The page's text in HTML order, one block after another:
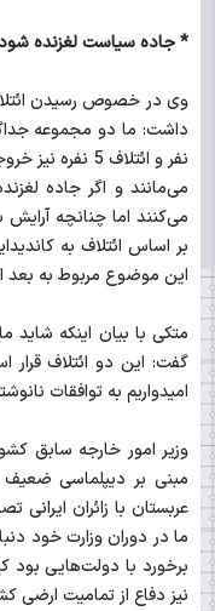
* جاده سیاست لغزنده شود با ائتلاف 3گانه به
نفر و ائتلاف
می‌مانند و اگر جاده
می‌کنند اما چنانچه
بر اساس ائتلاف به
این موضوع مربوط به بعد
متکی با بیان اینکه شاید
امیدواریم به توافقات
وزیر امور خارجه سابق
مبنی بر دیپلماسی ضعیف
عربستان با زائران
ما در دوران وزارت خود
برخورد با دولت‌هایی بود
نیز دفاع از تمامیت ارضی